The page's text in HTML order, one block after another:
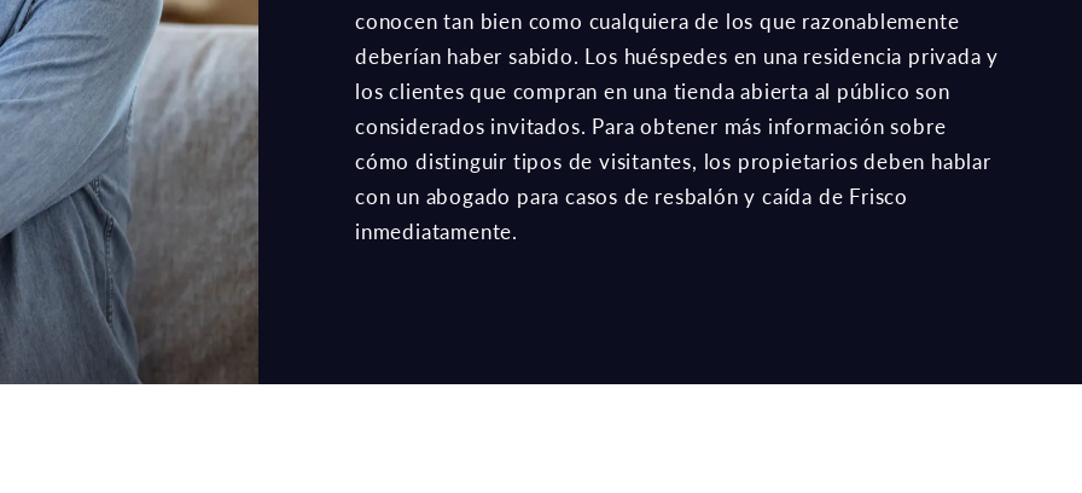
conocen tan bien como cualquiera de los que razonablemente
deberían haber sabido. Los huéspedes en una residencia privada y
los clientes que compran en una tienda abierta al público son
considerados invitados. Para obtener más información sobre
cómo distinguir tipos de visitantes, los propietarios deben hablar
con un abogado para casos de resbalón y caída de Frisco
inmediatamente.